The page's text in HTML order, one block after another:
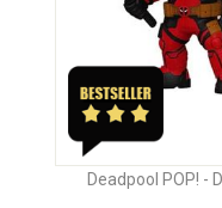
Deadpool POP! -